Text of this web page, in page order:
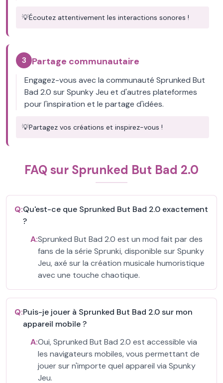
💡Écoutez attentivement les interactions sonores !
3 Partage communautaire
Engagez-vous avec la communauté Sprunked But
Bad 2.0 sur Spunky Jeu et d'autres plateformes
pour l'inspiration et le partage d'idées.
💡Partagez vos créations et inspirez-vous !
FAQ sur Sprunked But Bad 2.0
Q:Qu'est-ce que Sprunked But Bad 2.0 exactement
?
A:Sprunked But Bad 2.0 est un mod fait par des
fans de la série Sprunki, disponible sur Spunky
Jeu, axé sur la création musicale humoristique
avec une touche chaotique.
Q:Puis-je jouer à Sprunked But Bad 2.0 sur mon
appareil mobile ?
A:Oui, Sprunked But Bad 2.0 est accessible via
les navigateurs mobiles, vous permettant de
jouer sur n'importe quel appareil via Spunky
Jeu.